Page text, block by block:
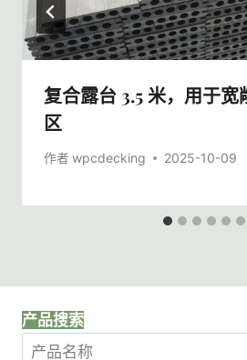
复合露台 3.5 米，用于
区
作者 wpcdecking 2025-10-09
产品搜索